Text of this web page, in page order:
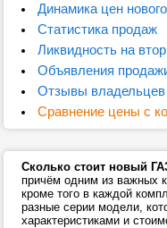
Динамика цен
Статистика продаж
Ликвидность на
Объявления
Отзывы владельцев
Сравнение цены с
Сколько стоит новый
причём одним из важных
кроме того в каждой
разные серии модели,
характеристиками и